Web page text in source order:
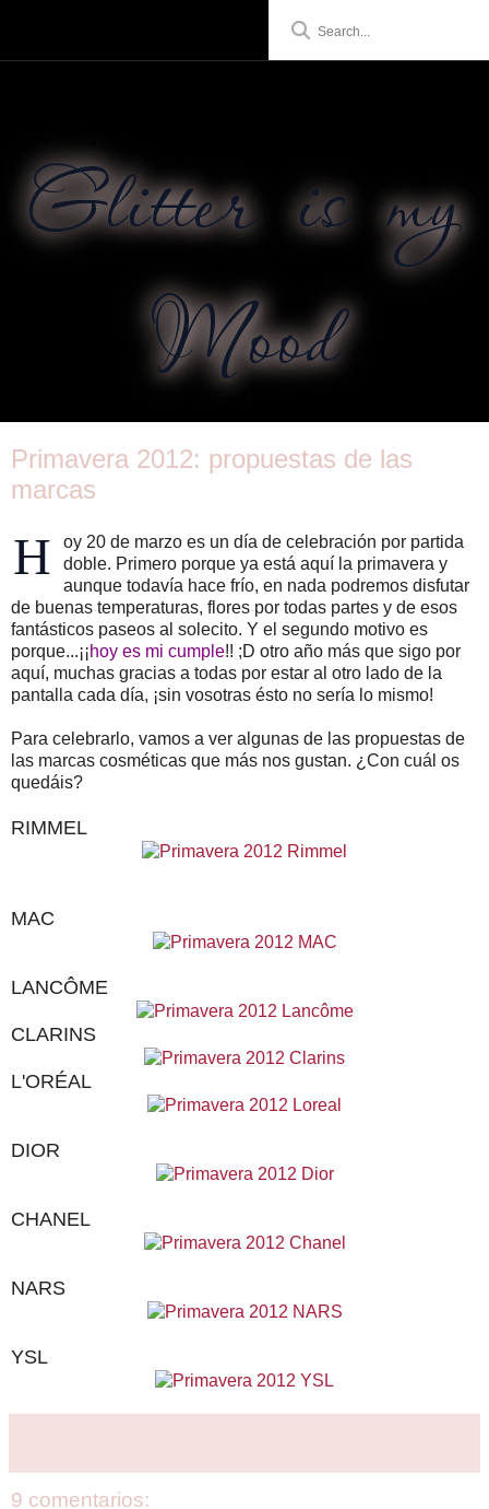
Glitter is my
Mood
Primavera 2012: propuestas de las
marcas
H
oy 20 de marzo es un día de celebración por partida
doble. Primero porque ya está aquí la primavera y
aunque todavía hace frío, en nada podremos disfutar
de buenas temperaturas, flores por todas partes y de esos
fantásticos paseos al solecito. Y el segundo motivo es
porque...¡¡hoy es mi cumple!! ;D otro año más que sigo por
aquí, muchas gracias a todas por estar al otro lado de la
pantalla cada día, ¡sin vosotras ésto no sería lo mismo!
Para celebrarlo, vamos a ver algunas de las propuestas de
las marcas cosméticas que más nos gustan. ¿Con cuál os
quedáis?
RIMMEL
MAC
LANCÔME
CLARINS
L'ORÉAL
DIOR
CHANEL
NARS
YSL
9 comentarios: